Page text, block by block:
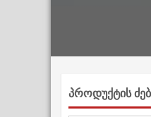
პროდუქტის